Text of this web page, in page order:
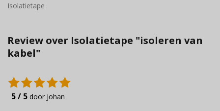
Opslagdekens
Andere verhuismaterialen
Isolatietape
Review over Isolatietape "isoleren van
kabel"
5 / 5 door Johan